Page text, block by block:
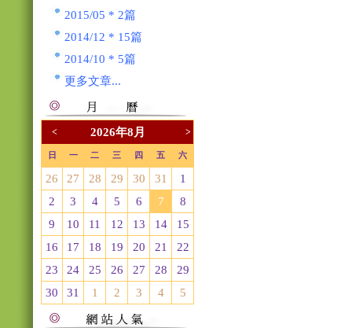
2015/05 * 2篇
2014/12 * 15篇
2014/10 * 5篇
更多文章...
< 2026年8月 >
日 一 二 三 四 五 六
26 27 28 29 30 31
1
2
3 4 5 6 7
8
9
10 11 12 13 14
15
16
17 18 19 20 21
22
23
24 25 26 27 28
29
30
31 1 2 3 4 5